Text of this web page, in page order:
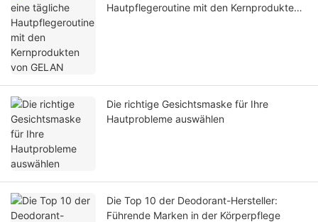
Hautpflegeroutine mit den Kernprodukten
Die richtige Gesichtsmaske für Ihre
Hautprobleme auswählen
Die Top 10 der Deodorant-Hersteller:
Führende Marken in der Körperpflege